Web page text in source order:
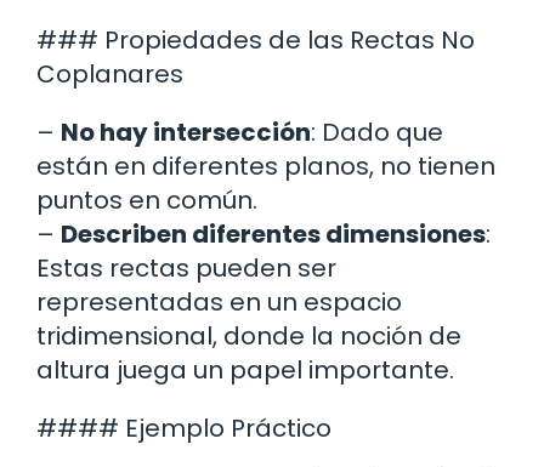
### Propiedades de las Rectas No
Coplanares
– No hay intersección: Dado que
están en diferentes planos, no tienen
puntos en común.
– Describen diferentes dimensiones:
Estas rectas pueden ser
representadas en un espacio
tridimensional, donde la noción de
altura juega un papel importante.
#### Ejemplo Práctico